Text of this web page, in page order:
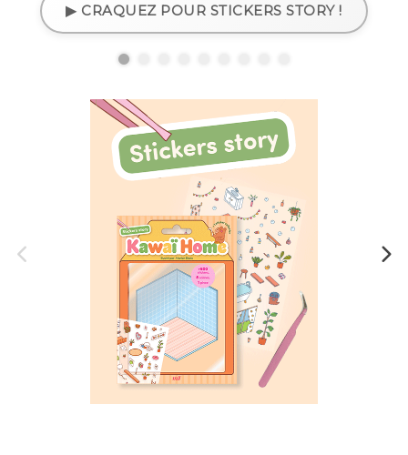
▶ CRAQUEZ POUR STICKERS STORY !